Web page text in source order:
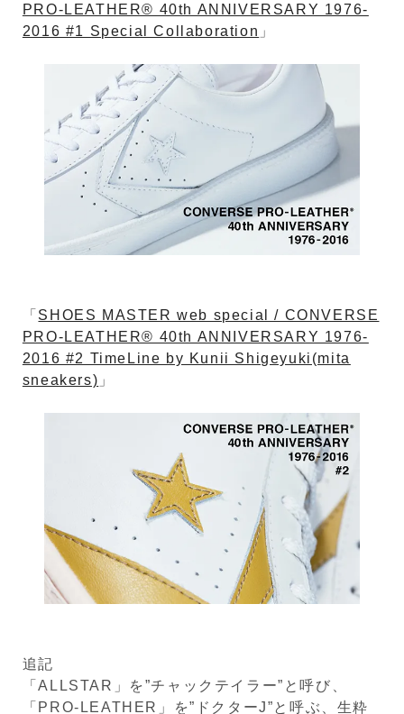
PRO-LEATHER® 40th ANNIVERSARY 1976-
2016 #1 Special Collaboration 」
「 SHOES MASTER web special / CONVERSE
PRO-LEATHER® 40th ANNIVERSARY 1976-
2016 #2 TimeLine by Kunii Shigeyuki(mita
sneakers) 」
追記
「ALLSTAR」を”チャックテイラー”と呼び、
「PRO-LEATHER」を”ドクターJ”と呼ぶ、生粋